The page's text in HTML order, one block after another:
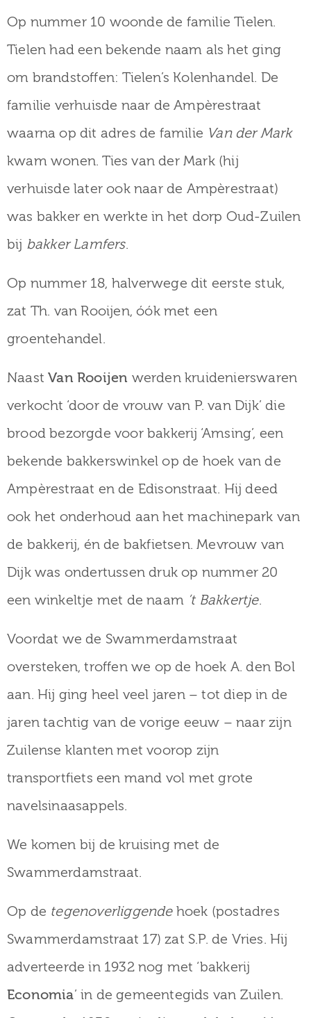
Op nummer 10 woonde de familie Tielen.
Tielen had een bekende naam als het ging
om brandstoffen: Tielen’s Kolenhandel. De
familie verhuisde naar de Ampèrestraat
waarna op dit adres de familie Van der Mark
kwam wonen. Ties van der Mark (hij
verhuisde later ook naar de Ampèrestraat)
was bakker en werkte in het dorp Oud-Zuilen
bij bakker Lamfers.
Op nummer 18, halverwege dit eerste stuk,
zat Th. van Rooijen, óók met een
groentehandel.
NaastVan Rooijen werden kruidenierswaren
verkocht ‘door de vrouw van P. van Dijk’ die
brood bezorgde voor bakkerij ‘Amsing’, een
bekende bakkerswinkel op de hoek van de
Ampèrestraat en de Edisonstraat. Hij deed
ook het onderhoud aan het machinepark van
de bakkerij, én de bakfietsen. Mevrouw van
Dijk was ondertussen druk op nummer 20
een winkeltje met de naam ’t Bakkertje.
Voordat we de Swammerdamstraat
oversteken, troffen we op de hoek A. den Bol
aan. Hij ging heel veel jaren – tot diep in de
jaren tachtig van de vorige eeuw – naar zijn
Zuilense klanten met voorop zijn
transportfiets een mand vol met grote
navelsinaasappels.
We komen bij de kruising met de
Swammerdamstraat.
Op de tegenoverliggendehoek (postadres
Swammerdamstraat 17) zat S.P. de Vries. Hij
adverteerde in 1932 nog met ‘bakkerij
Economia’ in de gemeentegids van Zuilen.